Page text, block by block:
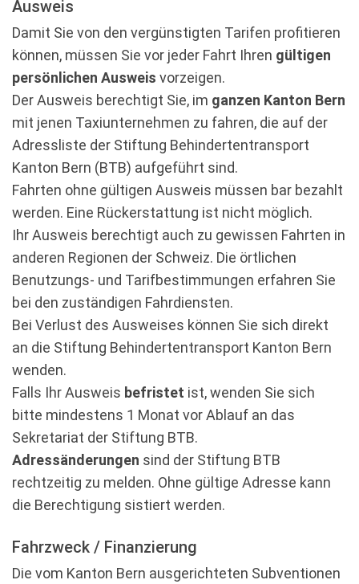
Ausweis
Damit Sie von den vergünstigten Tarifen profitieren
können, müssen Sie vor jeder Fahrt Ihren gültigen
persönlichen Ausweis vorzeigen.
Der Ausweis berechtigt Sie, im ganzen Kanton Bern
mit jenen Taxiunternehmen zu fahren, die auf der
Adressliste der Stiftung Behindertentransport
Kanton Bern (BTB) aufgeführt sind.
Fahrten ohne gültigen Ausweis müssen bar bezahlt
werden. Eine Rückerstattung ist nicht möglich.
Ihr Ausweis berechtigt auch zu gewissen Fahrten in
anderen Regionen der Schweiz. Die örtlichen
Benutzungs- und Tarifbestimmungen erfahren Sie
bei den zuständigen Fahrdiensten.
Bei Verlust des Ausweises können Sie sich direkt
an die Stiftung Behindertentransport Kanton Bern
wenden.
Falls Ihr Ausweis befristet ist, wenden Sie sich
bitte mindestens 1 Monat vor Ablauf an das
Sekretariat der Stiftung BTB.
Adressänderungen sind der Stiftung BTB
rechtzeitig zu melden. Ohne gültige Adresse kann
die Berechtigung sistiert werden.
Fahrzweck / Finanzierung
Die vom Kanton Bern ausgerichteten Subventionen